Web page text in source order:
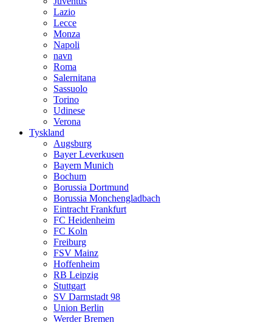
Lazio
Lecce
Monza
Napoli
navn
Roma
Salernitana
Sassuolo
Torino
Udinese
Verona
Tyskland
Augsburg
Bayer Leverkusen
Bayern Munich
Bochum
Borussia Dortmund
Borussia Monchengladbach
Eintracht Frankfurt
FC Heidenheim
FC Koln
Freiburg
FSV Mainz
Hoffenheim
RB Leipzig
Stuttgart
SV Darmstadt 98
Union Berlin
Werder Bremen